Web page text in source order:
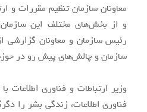
معاونان سازمان تنظیم مقررات و
و از بخش‌های مختلف این
رئیس سازمان و معاونان گزارشی
سازمان و چالش‌های پیش رو در
وزیر ارتباطات و فناوری اطلاعات
فناوری اطلاعات، زندگی بشر را